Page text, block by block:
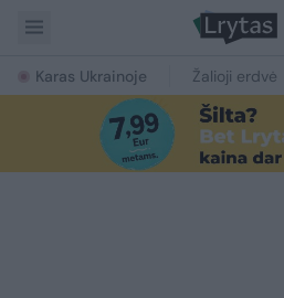
Karas Ukrainoje Žalioji erdvė